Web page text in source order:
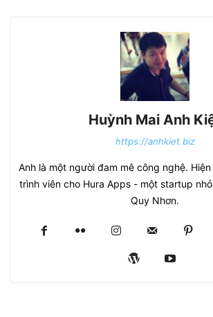
Huỳnh Mai Anh
https://anhkiet.biz
Anh là một người đam mê công nghệ.
trình viên cho Hura Apps - một startup
Quy Nhơn.